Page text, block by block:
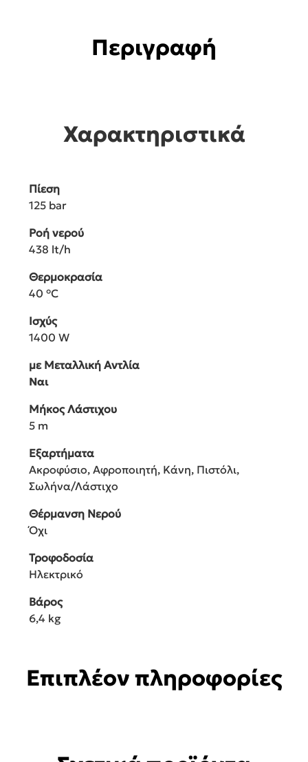
Περιγραφή
Χαρακτηριστικά
Πίεση
125 bar
Ροή νερού
438 lt/h
Θερμοκρασία
40 °C
Ισχύς
1400 W
με Μεταλλική Αντλία
Ναι
Μήκος Λάστιχου
5 m
Εξαρτήματα
Ακροφύσιο, Αφροποιητή, Κάνη, Πιστόλι,
Σωλήνα/Λάστιχο
Θέρμανση Νερού
Όχι
Τροφοδοσία
Ηλεκτρικό
Βάρος
6,4 kg
Επιπλέον πληροφορίες